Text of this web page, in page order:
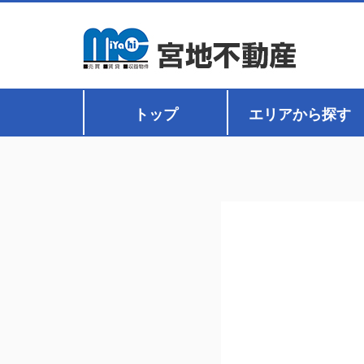
トップ エリアから探す